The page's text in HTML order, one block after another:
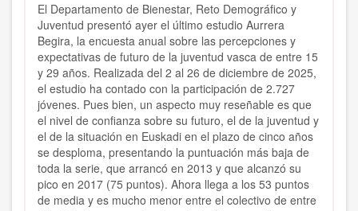
El Departamento de Bienestar, Reto Demográfico y
Juventud presentó ayer el último estudio Aurrera
Begira, la encuesta anual sobre las percepciones y
expectativas de futuro de la juventud vasca de entre 15
y 29 años. Realizada del 2 al 26 de diciembre de 2025,
el estudio ha contado con la participación de 2.727
jóvenes. Pues bien, un aspecto muy reseñable es que
el nivel de confianza sobre su futuro, el de la juventud y
el de la situación en Euskadi en el plazo de cinco años
se desploma, presentando la puntuación más baja de
toda la serie, que arrancó en 2013 y que alcanzó su
pico en 2017 (75 puntos). Ahora llega a los 53 puntos
de media y es mucho menor entre el colectivo de entre